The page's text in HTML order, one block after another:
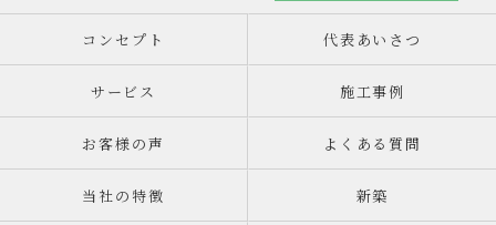
コンセプト 代表あいさつ
サービス 施工事例
お客様の声 よくある質問
当社の特徴 新築